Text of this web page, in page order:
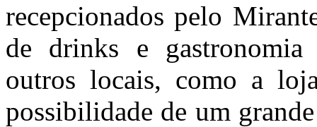
recepcionados pelo
de drinks e gastronomia
outros locais, como a
possibilidade de um